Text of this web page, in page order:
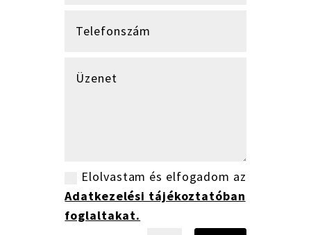
Elolvastam és elfogadom az
Adatkezelési tájékoztatóban
foglaltakat.